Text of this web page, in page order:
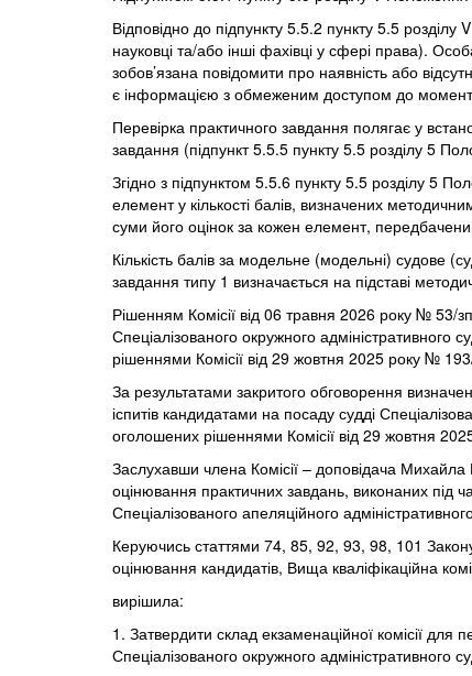
Відповідно до підпункту 5.5.2 пункту 5.5 розділу
науковці та/або інші фахівці у сфері права).
зобов’язана повідомити про наявність або
є інформацією з обмеженим доступом до моменту
Перевірка практичного завдання полягає у
завдання (підпункт 5.5.5 пункту 5.5 розділу 5
Згідно з підпунктом 5.5.6 пункту 5.5 розділу 5
елемент у кількості балів, визначених
суми його оцінок за кожен елемент,
Кількість балів за модельне (модельні) судове
завдання типу 1 визначається на підставі
Рішенням Комісії від 06 травня 2026 року № 53/
Спеціалізованого окружного адміністративного
рішеннями Комісії від 29 жовтня 2025 року №
За результатами закритого обговорення
іспитів кандидатами на посаду судді
оголошених рішеннями Комісії від 29 жовтня
Заслухавши члена Комісії – доповідача Михайла
оцінювання практичних завдань, виконаних під
Спеціалізованого апеляційного
Керуючись статтями 74, 85, 92, 93, 98, 101
оцінювання кандидатів, Вища кваліфікаційна
вирішила:
1. Затвердити склад екзаменаційної комісії для
Спеціалізованого окружного